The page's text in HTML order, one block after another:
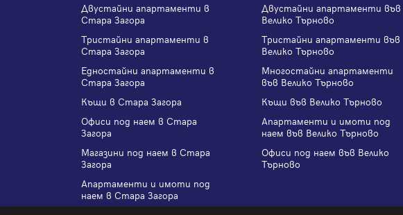
Двустайни апартаменти в
Стара Загора
Тристайни апартаменти в
Стара Загора
Едностайни апартаменти в
Стара Загора
Къщи в Стара Загора
Офиси под наем в Стара
Загора
Магазини под наем в Стара
Загора
Апартаменти и имоти под
наем в Стара Загора
Двустайни апартаменти във
Велико Търново
Тристайни апартаменти във
Велико Търново
Многостайни апартаменти
във Велико Търново
Къщи във Велико Търново
Апартаменти и имоти под
наем във Велико Търново
Офиси под наем във Велико
Търново